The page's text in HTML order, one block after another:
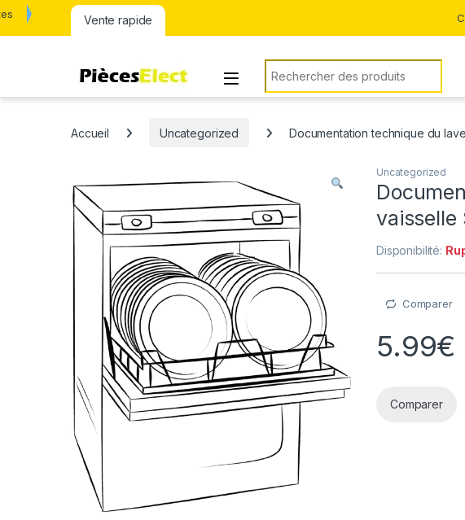
Vente rapide
Rechercher:
Accueil Uncategorized Documentation technique du
Uncategorized
vaisselle
Disponibilité:
Comparer
5.99€
Comparer